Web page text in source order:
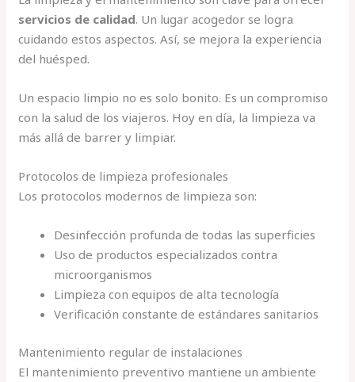
servicios de calidad. Un lugar acogedor se logra
cuidando estos aspectos. Así, se mejora la experiencia
del huésped.
Un espacio limpio no es solo bonito. Es un compromiso
con la salud de los viajeros. Hoy en día, la limpieza va
más allá de barrer y limpiar.
Protocolos de limpieza profesionales
Los protocolos modernos de limpieza son:
Desinfección profunda de todas las superficies
Uso de productos especializados contra
microorganismos
Limpieza con equipos de alta tecnología
Verificación constante de estándares sanitarios
Mantenimiento regular de instalaciones
El mantenimiento preventivo mantiene un ambiente